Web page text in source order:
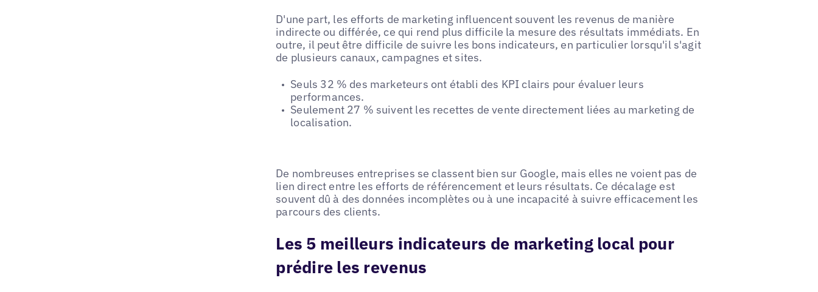
D'une part, les efforts de marketing influencent souvent les revenus de manière
indirecte ou différée, ce qui rend plus difficile la mesure des résultats immédiats. En
outre, il peut être difficile de suivre les bons indicateurs, en particulier lorsqu'il s'agit
de plusieurs canaux, campagnes et sites.
Seuls 32 % des marketeurs ont établi des KPI clairs pour évaluer leurs
performances.
Seulement 27 % suivent les recettes de vente directement liées au marketing de
localisation.
De nombreuses entreprises se classent bien sur Google, mais elles ne voient pas de
lien direct entre les efforts de référencement et leurs résultats. Ce décalage est
souvent dû à des données incomplètes ou à une incapacité à suivre efficacement les
parcours des clients.
Les 5 meilleurs indicateurs de marketing local pour
prédire les revenus